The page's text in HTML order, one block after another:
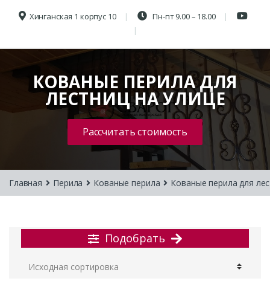
Хинганская 1 корпус 10 Пн-пт 9.00 – 18.00
КОВАНЫЕ ПЕРИЛА ДЛЯ
ЛЕСТНИЦ НА УЛИЦЕ
Рассчитать стоимость
Главная Перила Кованые перила Кованые перила для
Подобрать